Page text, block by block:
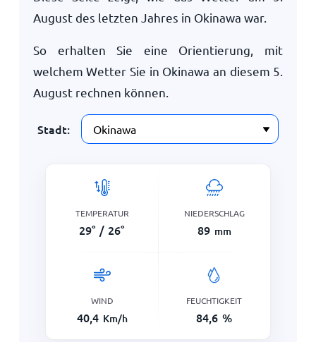
Augustdes letzten Jahres in Okinawa war.
So erhalten Sie eine Orientierung, mit
welchem Wetter Sie in Okinawa an diesem 5.
Augustrechnen können.
Stadt:
TEMPERATUR
29° / 26°
NIEDERSCHLAG
89 mm
WIND
40,4 Km/h
FEUCHTIGKEIT
84,6 %